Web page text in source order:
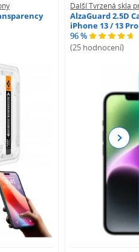
Další Tvrzená skla
AlzaGuard 2.5D
iPhone 13 / 13 Pro
96 %
(25 hodnocení)
Next